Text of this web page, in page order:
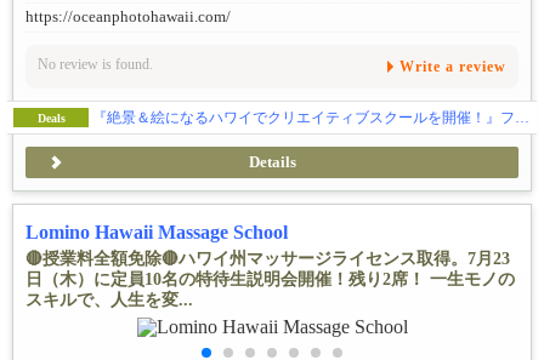
https://oceanphotohawaii.com/
No review is found. Write a review
Deals 『絶景＆絵になるハワイでクリエイティブスクールを開催！』フォトスクール・ビデオスクール・レタッチスクール・スマートフォンスクール 随時開催！
Details
Lomino Hawaii Massage School
🔴授業料全額免除🔴ハワイ州マッサージライセンス取得。7月23
日（木）に定員10名の特待生説明会開催！残り2席！ 一生モノの
スキルで、人生を変...